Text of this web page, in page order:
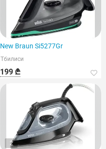
New Braun Si5277Gr
Тбилиси
199 ₾
2